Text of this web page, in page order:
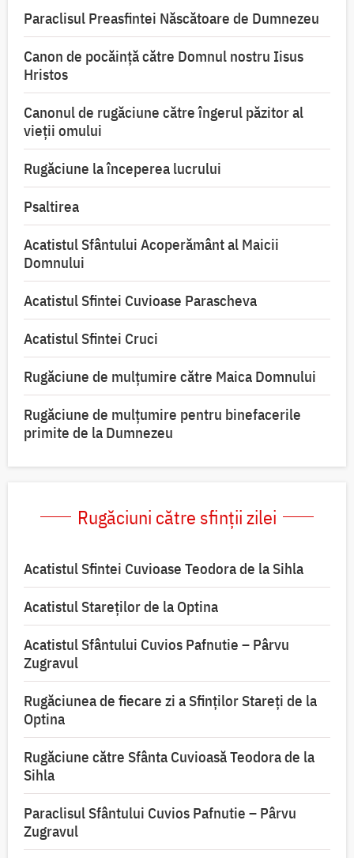
Paraclisul Preasfintei Născătoare de Dumnezeu
Canon de pocăință către Domnul nostru Iisus
Hristos
Canonul de rugăciune către îngerul păzitor al
vieții omului
Rugăciune la începerea lucrului
Psaltirea
Acatistul Sfântului Acoperământ al Maicii
Domnului
Acatistul Sfintei Cuvioase Parascheva
Acatistul Sfintei Cruci
Rugăciune de mulţumire către Maica Domnului
Rugăciune de mulțumire pentru binefacerile
primite de la Dumnezeu
Rugăciuni către sfinții zilei
Acatistul Sfintei Cuvioase Teodora de la Sihla
Acatistul Stareţilor de la Optina
Acatistul Sfântului Cuvios Pafnutie – Pârvu
Zugravul
Rugăciunea de fiecare zi a Sfinților Stareți de la
Optina
Rugăciune către Sfânta Cuvioasă Teodora de la
Sihla
Paraclisul Sfântului Cuvios Pafnutie – Pârvu
Zugravul